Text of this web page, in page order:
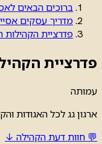
ברוכים הבאים
מדריך עסקים
פדרציית הקהילות
פדרציית
עמותה
ארגון גג לכל האגודות
💬 חוות דעת הקהילה ↓